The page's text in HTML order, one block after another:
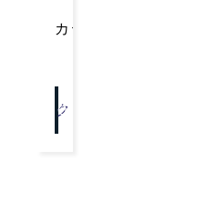
カテゴリー
クリア
OK